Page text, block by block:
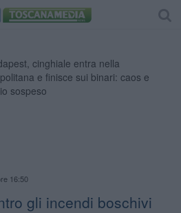
16:50
gli incendi boschivi